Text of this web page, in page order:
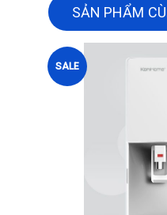
SẢN PHẨM
SALE